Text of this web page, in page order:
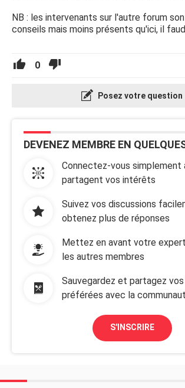
NB : les intervenants sur l'autre forum
conseils mais moins présents qu'ici, il
0
Posez votre question
DEVENEZ MEMBRE EN
Connectez-vous simplement
partagent vos intérêts
Suivez vos discussions
obtenez plus de réponses
Mettez en avant votre
les autres membres
Sauvegardez et partagez
préférées avec la
S'INSCRIRE